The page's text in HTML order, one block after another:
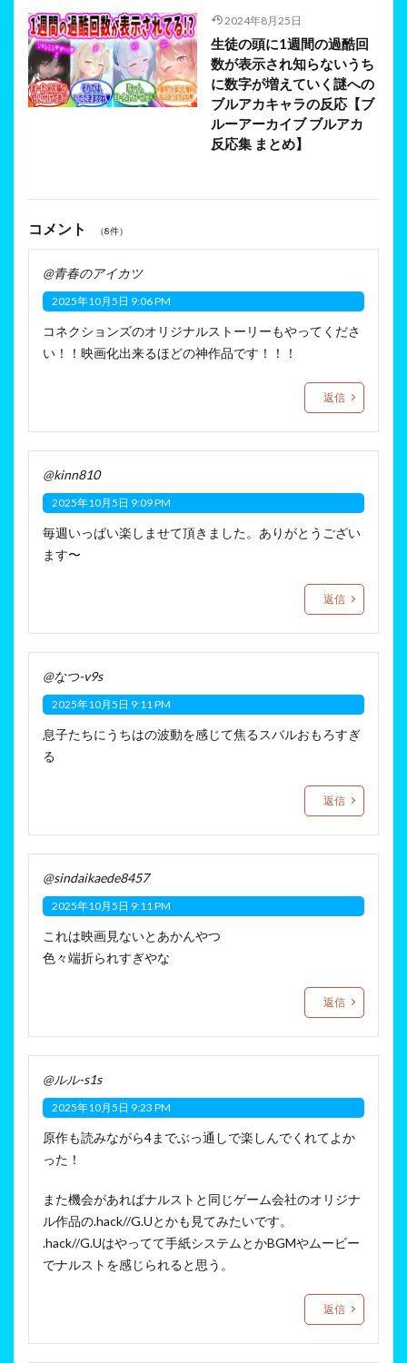
2024年8月25日
生徒の頭に1週間の過酷回
数が表示され知らないうち
に数字が増えていく謎への
ブルアカキャラの反応【ブ
ルーアーカイブ ブルアカ
反応集 まとめ】
コメント （8件）
@青春のアイカツ
2025年10月5日 9:06 PM
コネクションズのオリジナルストーリーもやってくださ
い！！映画化出来るほどの神作品です！！！
返信
@kinn810
2025年10月5日 9:09 PM
毎週いっぱい楽しませて頂きました。ありがとうござい
ます〜
返信
@なつ-v9s
2025年10月5日 9:11 PM
息子たちにうちはの波動を感じて焦るスバルおもろすぎ
る
返信
@sindaikaede8457
2025年10月5日 9:11 PM
これは映画見ないとあかんやつ
色々端折られすぎやな
返信
@ルル-s1s
2025年10月5日 9:23 PM
原作も読みながら4までぶっ通しで楽しんでくれてよか
った！
また機会があればナルストと同じゲーム会社のオリジナ
ル作品の.hack//G.Uとかも見てみたいです。
.hack//G.Uはやってて手紙システムとかBGMやムービー
でナルストを感じられると思う。
返信